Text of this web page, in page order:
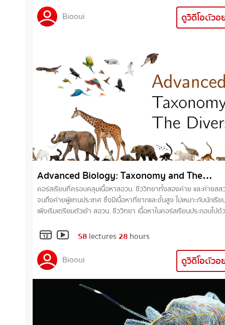
Biooui
ดูวิดีโอตัวอ
Advanced Biology: Taxonomy and The
Diversity of Life
คอร์สเรียนที่ครอบคลุมเนื้อหาสอวน. ชีววิทยาทั้งสองค่าย และค่ายสส
จนถึงค่ายผู้แทนประเทศ ซึ่งมีเนื้อหาที่ยากและขั้นสูง ไม่เหมาะกับนักเรี
เพิ่งเริ่มเตรียมตัวเข้า สอวน. ชีววิทยา เนื้อหาในคอร์สเรียนประกอบไปด้วย -
Plants - Fungi - Animals - Virus and Viroid
58lectures28hours
Biooui
ดูวิดีโอตัวอ